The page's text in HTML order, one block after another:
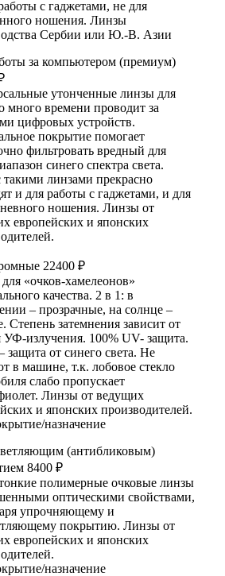
с гаджетами, не для
ношения. Линзы
Сербии или Ю.-В. Азии
за компьютером (премиум)
утонченные линзы для
много времени проводит за
цифровых устройств.
покрытие помогает
фильтровать вредный для
синего спектра света.
линзами прекрасно
и для работы с гаджетами, и для
ношения. Линзы от
европейских и японских
22400 ₽
«очков-хамелеонов»
качества. 2 в 1: в
– прозрачные, на солнце –
Степень затемнения зависит от
УФ-излучения. 100% UV- защита.
защита от синего света. Не
в машине, т.к. лобовое стекло
слабо пропускает
Линзы от ведущих
и японских производителей.
назначение
(антибликовым)
8400 ₽
полимерные очковые линзы
оптическими свойствами,
упрочняющему и
покрытию. Линзы от
европейских и японских
назначение